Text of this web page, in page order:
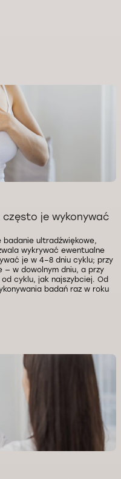
często je wykonywać
badanie ultradźwiękowe,
wykrywać ewentualne
je w 4–8 dniu cyklu; przy
— w dowolnym dniu, a przy
cyklu, jak najszybciej. Od
badań raz w roku